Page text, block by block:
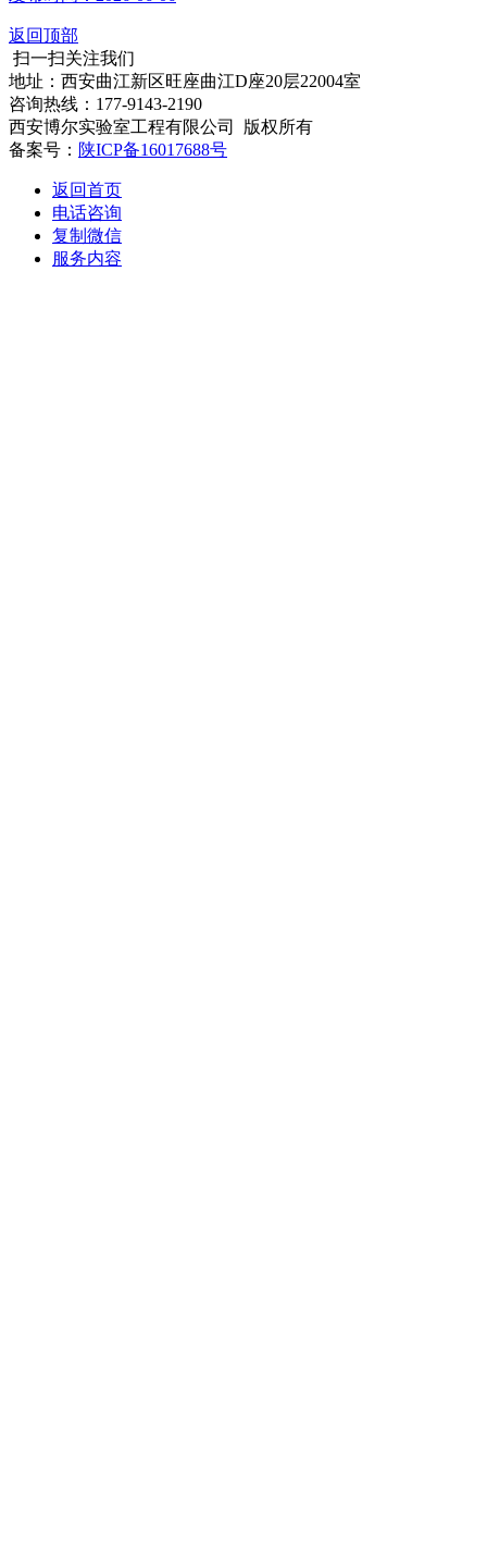
返回顶部
扫一扫关注我们
地址：西安曲江新区旺座曲江D座20层22004室
咨询热线：177-9143-2190
西安博尔实验室工程有限公司 版权所有
备案号： 陕ICP备16017688号
返回首页
电话咨询
复制微信
服务内容